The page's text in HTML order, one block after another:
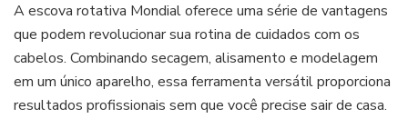
A escova rotativa Mondial oferece uma série de vantagens
que podem revolucionar sua rotina de cuidados com os
cabelos. Combinando secagem, alisamento e modelagem
em um único aparelho, essa ferramenta versátil proporciona
resultados profissionais sem que você precise sair de casa.